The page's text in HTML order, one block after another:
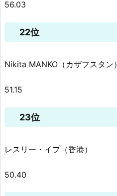
56.03
22位
Nikita MANKO（カザフスタン）
51.15
23位
レスリー・イプ（香港）
50.40